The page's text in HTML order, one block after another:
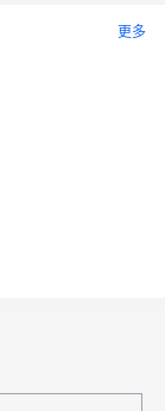
更多